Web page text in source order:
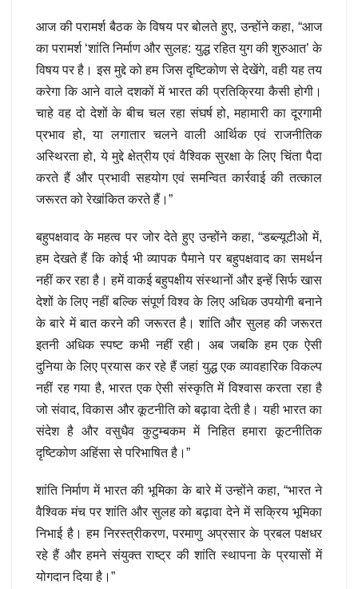
आज की परामर्श बैठक के विषय पर बोलते हुए, उन्होंने कहा, “आज
का परामर्श ‘शांति निर्माण और सुलह: युद्ध रहित युग की शुरुआत’ के
विषय पर है। इस मुद्दे को हम जिस दृष्टिकोण से देखेंगे, वही यह तय
करेगा कि आने वाले दशकों में भारत की प्रतिक्रिया कैसी होगी।
चाहे वह दो देशों के बीच चल रहा संघर्ष हो, महामारी का दूरगामी
प्रभाव हो, या लगातार चलने वाली आर्थिक एवं राजनीतिक
अस्थिरता हो, ये मुद्दे क्षेत्रीय एवं वैश्विक सुरक्षा के लिए चिंता पैदा
करते हैं और प्रभावी सहयोग एवं समन्वित कार्रवाई की तत्काल
जरूरत को रेखांकित करते हैं।”
बहुपक्षवाद के महत्व पर जोर देते हुए उन्होंने कहा, “डब्ल्यूटीओ में,
हम देखते हैं कि कोई भी व्यापक पैमाने पर बहुपक्षवाद का समर्थन
नहीं कर रहा है। हमें वाकई बहुपक्षीय संस्थानों और इन्हें सिर्फ खास
देशों के लिए नहीं बल्कि संपूर्ण विश्व के लिए अधिक उपयोगी बनाने
के बारे में बात करने की जरूरत है। शांति और सुलह की जरूरत
इतनी अधिक स्पष्ट कभी नहीं रही। अब जबकि हम एक ऐसी
दुनिया के लिए प्रयास कर रहे हैं जहां युद्ध एक व्यावहारिक विकल्प
नहीं रह गया है, भारत एक ऐसी संस्कृति में विश्वास करता रहा है
जो संवाद, विकास और कूटनीति को बढ़ावा देती है। यही भारत का
संदेश है और वसुधैव कुटुम्बकम में निहित हमारा कूटनीतिक
दृष्टिकोण अहिंसा से परिभाषित है।”
शांति निर्माण में भारत की भूमिका के बारे में उन्होंने कहा, “भारत ने
वैश्विक मंच पर शांति और सुलह को बढ़ावा देने में सक्रिय भूमिका
निभाई है। हम निरस्त्रीकरण, परमाणु अप्रसार के प्रबल पक्षधर
रहे हैं और हमने संयुक्त राष्ट्र की शांति स्थापना के प्रयासों में
योगदान दिया है।”